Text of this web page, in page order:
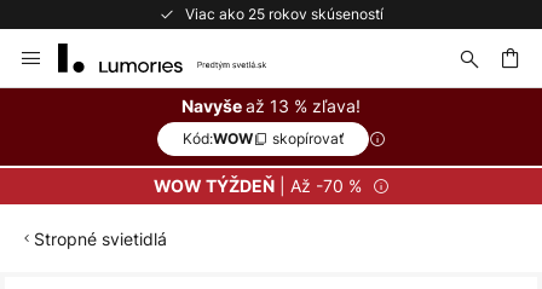
Viac ako 25 rokov skúseností
to
Navyšeaž 13 % zľava!
Kód:WOW skopírovať
WOW TÝŽDEŇ| Až -70 %
Stropné svietidlá